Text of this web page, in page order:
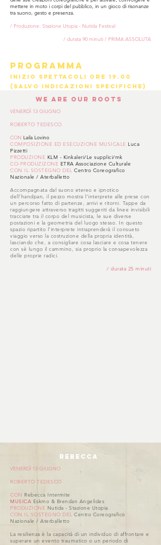
mettere in moto i corpi del pubblico, in un gioco di risonanze
tra suono, gesto e presenza.
/ Produzione: Stazione Utopia - Nutida Festival
/ durata 90 minuti / PRIMA ASSOLUTA
PROGRAMMA
inizio spettacoli ore 19.00
(salvo indicazioni specifiche)
We are our roots
VENERDÌ 13 GIUGNO
ROBERTO TEDESCO
CON Laila Lovino
COMPOSIZIONE ED ESECUZIONE MUSICALE Luca
Pizzetti
PRODUZIONE KLM - Kinkaleri/Le supplici/mk
CO-PRODUZIZONE ETRA Associazione Culturale
CON IL SOSTEGNO DEL Centro Coreografico
Nazionale / Aterballetto
Accompagnata dal suono etereo e ipnotico
dell’handpan, il pezzo mostra l’interprete alle prese con
un percorso fatto di partenze, arrivi e ritorni. Tappe da
raggiungere attraverso tragitti suggeriti da linee invisibili
tracciate tra il corpo del musicista, le sue diverse
postazioni e la geometria del luogo stesso. In questo
spazio ripartito l’interprete intraprenderà il consueto
viaggio verso la costruzione della propria identità,
lasciando che, a consigliare cosa lasciare e cosa tenere
con sè lungo il cammino, sia proprio la consapevolezza
delle proprie radici.
/ durata 25 minuti​​
REBECCA
VENERDÌ 13 GIUGNO
ROBERTO TEDESCO
CON Rebecca Intermite
MUSICA Eskmo & Brendan Angelides
PRODUZIONE Nutida - Stazione Utopia
CON IL SOSTEGNO DEL Centro Coreografico
Nazionale / Aterballetto
La resilienza è la capacità di un individuo di affrontare e
superare un evento traumatico o un periodo di